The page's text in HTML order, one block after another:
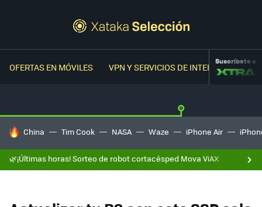
OFERTAS EN MÓVILES VPN Y SERVICIOS DE INTERNETSuscríbete a
HOY SE HABLA DE
China Tim Cook NASA Waze iPhone Air
🌿¡Últimas horas! Sorteo de robot cortacésped Mova ViAX